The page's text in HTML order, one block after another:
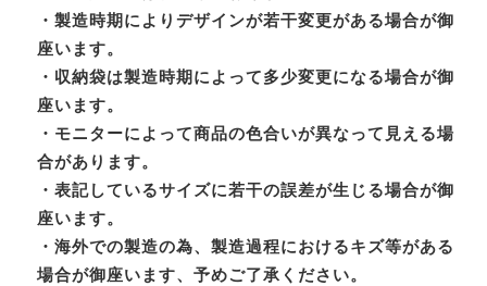
・製造時期によりデザインが若干変更がある場合が御
座います。
・収納袋は製造時期によって多少変更になる場合が御
座います。
・モニターによって商品の色合いが異なって見える場
合があります。
・表記しているサイズに若干の誤差が生じる場合が御
座います。
・海外での製造の為、製造過程におけるキズ等がある
場合が御座います、予めご了承ください。